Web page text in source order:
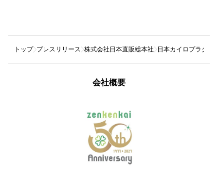
トップ プレスリリース 株式会社日本直販総本社 日本カイロプラクテ
会社概要